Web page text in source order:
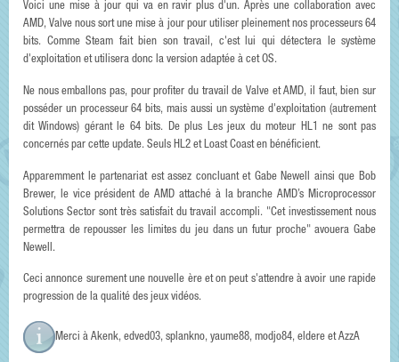
Voici une mise à jour qui va en ravir plus d'un. Après une collaboration avec
AMD, Valve nous sort une mise à jour pour utiliser pleinement nos processeurs 64
bits. Comme Steam fait bien son travail, c'est lui qui détectera le système
d'exploitation et utilisera donc la version adaptée à cet OS.
Ne nous emballons pas, pour profiter du travail de Valve et AMD, il faut, bien sur
posséder un processeur 64 bits, mais aussi un système d'exploitation (autrement
dit Windows) gérant le 64 bits. De plus Les jeux du moteur HL1 ne sont pas
concernés par cette update. Seuls HL2 et Loast Coast en bénéficient.
Apparemment le partenariat est assez concluant et Gabe Newell ainsi que Bob
Brewer, le vice président de AMD attaché à la branche AMD’s Microprocessor
Solutions Sector sont très satisfait du travail accompli. "Cet investissement nous
permettra de repousser les limites du jeu dans un futur proche" avouera Gabe
Newell.
Ceci annonce surement une nouvelle ère et on peut s'attendre à avoir une rapide
progression de la qualité des jeux vidéos.
Merci à Akenk, edved03, splankno, yaume88, modjo84, eldere et AzzA